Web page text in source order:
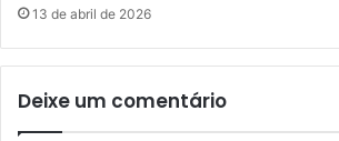
13 de abril de 2026
Deixe um comentário